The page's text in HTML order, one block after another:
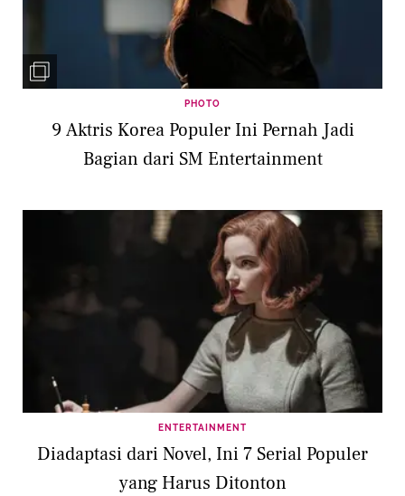
PHOTO
9 Aktris Korea Populer Ini Pernah Jadi
Bagian dari SM Entertainment
ENTERTAINMENT
Diadaptasi dari Novel, Ini 7 Serial Populer
yang Harus Ditonton